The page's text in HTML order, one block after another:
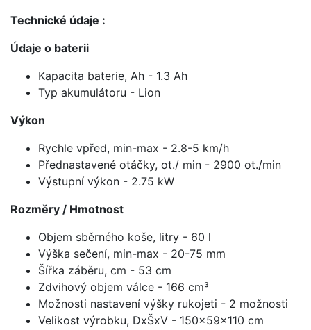
Technické údaje :
Údaje o baterii
Kapacita baterie, Ah - 1.3 Ah
Typ akumulátoru - Lion
Výkon
Rychle vpřed, min-max - 2.8-5 km/h
Přednastavené otáčky, ot./ min - 2900 ot./min
Výstupní výkon - 2.75 kW
Rozměry / Hmotnost
Objem sběrného koše, litry - 60 l
Výška sečení, min-max - 20-75 mm
Šířka záběru, cm - 53 cm
Zdvihový objem válce - 166 cm³
Možnosti nastavení výšky rukojeti - 2 možnosti
Velikost výrobku, DxŠxV - 150x59x110 cm